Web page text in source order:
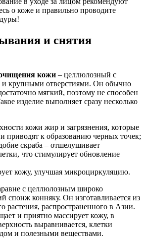
о коже и правильно проводите
и снятия
кожи – целлюлозный с
и крупными отверстиями. Он обычно
мягкий, поэтому не способен
изделие выполняет сразу несколько
кожи жир и загрязнения, которые
приводят к образованию черных точек;
скраба – отшелушивает
что стимулирует обновление
кожу, улучшая микроциркуляцию.
с целлюлозным широко
спонж конняку. Он изготавливается из
растения, распространенного в Азии.
и приятно массирует кожу, в
выравнивается, клетки
и полезными веществами.